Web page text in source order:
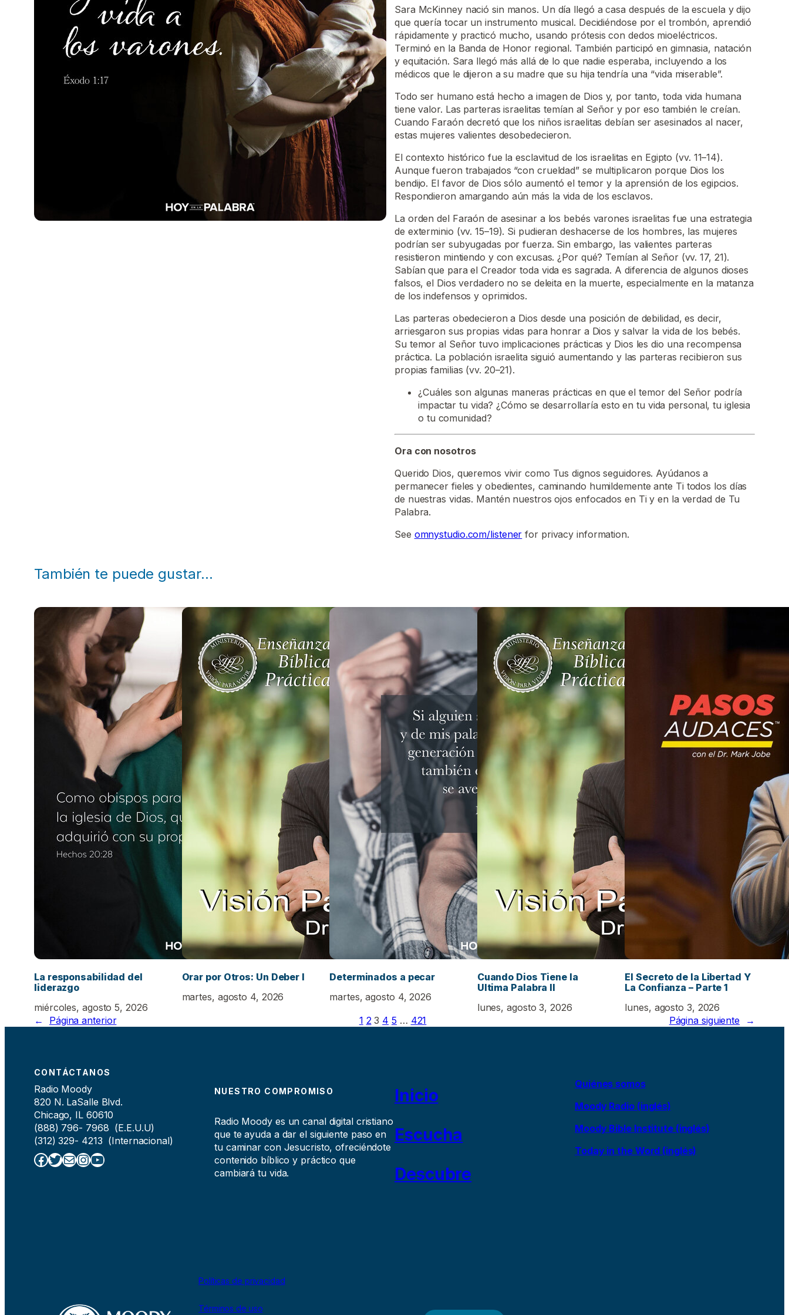
Sara McKinney nació sin manos. Un día llegó a casa después de la escuela y dijo
que quería tocar un instrumento musical. Decidiéndose por el trombón, aprendió
rápidamente y practicó mucho, usando prótesis con dedos mioeléctricos.
Terminó en la Banda de Honor regional. También participó en gimnasia, natación
y equitación. Sara llegó más allá de lo que nadie esperaba, incluyendo a los
médicos que le dijeron a su madre que su hija tendría una “vida miserable”.
Todo ser humano está hecho a imagen de Dios y, por tanto, toda vida humana
tiene valor. Las parteras israelitas temían al Señor y por eso también le creían.
Cuando Faraón decretó que los niños israelitas debían ser asesinados al nacer,
estas mujeres valientes desobedecieron.
El contexto histórico fue la esclavitud de los israelitas en Egipto (vv. 11–14).
Aunque fueron trabajados “con crueldad” se multiplicaron porque Dios los
bendijo. El favor de Dios sólo aumentó el temor y la aprensión de los egipcios.
Respondieron amargando aún más la vida de los esclavos.
La orden del Faraón de asesinar a los bebés varones israelitas fue una estrategia
de exterminio (vv. 15–19). Si pudieran deshacerse de los hombres, las mujeres
podrían ser subyugadas por fuerza. Sin embargo, las valientes parteras
resistieron mintiendo y con excusas. ¿Por qué? Temían al Señor (vv. 17, 21).
Sabían que para el Creador toda vida es sagrada. A diferencia de algunos dioses
falsos, el Dios verdadero no se deleita en la muerte, especialmente en la matanza
de los indefensos y oprimidos.
Las parteras obedecieron a Dios desde una posición de debilidad, es decir,
arriesgaron sus propias vidas para honrar a Dios y salvar la vida de los bebés.
Su temor al Señor tuvo implicaciones prácticas y Dios les dio una recompensa
práctica. La población israelita siguió aumentando y las parteras recibieron sus
propias familias (vv. 20–21).
¿Cuáles son algunas maneras prácticas en que el temor del Señor podría
impactar tu vida? ¿Cómo se desarrollaría esto en tu vida personal, tu iglesia
o tu comunidad?
Ora con nosotros
Querido Dios, queremos vivir como Tus dignos seguidores. Ayúdanos a
permanecer fieles y obedientes, caminando humildemente ante Ti todos los días
de nuestras vidas. Mantén nuestros ojos enfocados en Ti y en la verdad de Tu
Palabra.
See omnystudio.com/listener for privacy information.
También te puede gustar…
La responsabilidad del
liderazgo
miércoles, agosto 5, 2026
Orar por Otros: Un Deber I
martes, agosto 4, 2026
Determinados a pecar
martes, agosto 4, 2026
Cuando Dios Tiene la
Ultima Palabra II
lunes, agosto 3, 2026
El Secreto de la Libertad Y
La Confianza – Parte 1
lunes, agosto 3, 2026
←
Página anterior 1 2 3 4 5 … 421 Página siguiente →
CONTÁCTANOS
Radio Moody
820 N. LaSalle Blvd.
Chicago, IL 60610
(888) 796- 7968 (E.E.U.U)
(312) 329- 4213 (Internacional)
Facebook Twitter Correo electrónico InstagramYouTube
NUESTRO COMPROMISO
Radio Moody es un canal digital cristiano
que te ayuda a dar el siguiente paso en
tu caminar con Jesucristo, ofreciéndote
contenido bíblico y práctico que
cambiará tu vida.
Inicio
Escucha
Descubre
Quiénes somos
Moody Radio (inglés)
Moody Bible Institute (inglés)
Today in the Word (inglés)
Políticas de privacidad
Términos de uso